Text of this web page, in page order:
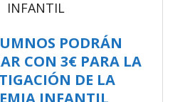
INFANTIL
PODRÁN
CON 3€ PARA LA
DE LA